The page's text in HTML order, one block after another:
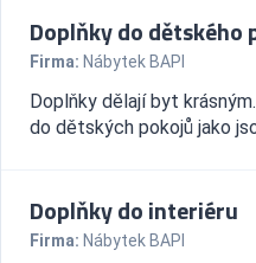
Doplňky do dětského
Firma: Nábytek BAPI
Doplňky dělají byt
do dětských pokojů jako
Doplňky do interiéru
Firma: Nábytek BAPI